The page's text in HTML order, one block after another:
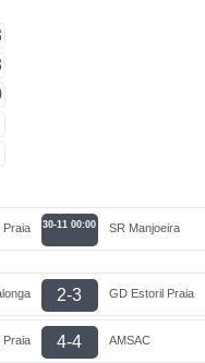
Praia 30-11 00:00 SR Manjoeira
2-3 GD Estoril Praia
Praia 4-4 AMSAC